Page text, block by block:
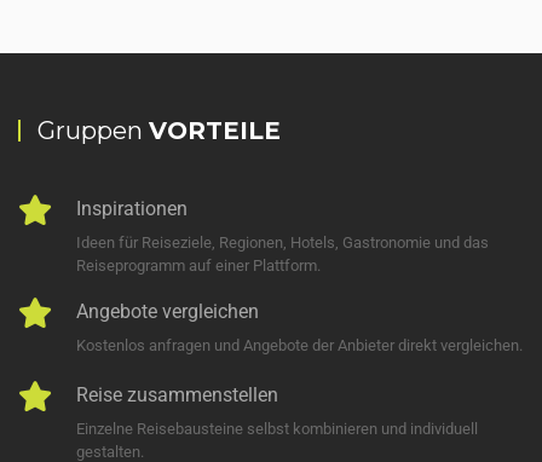
Gruppen VORTEILE
Inspirationen
Ideen für Reiseziele, Regionen, Hotels, Gastronomie und das
Reiseprogramm auf einer Plattform.
Angebote vergleichen
Kostenlos anfragen und Angebote der Anbieter direkt vergleichen.
Reise zusammenstellen
Einzelne Reisebausteine selbst kombinieren und individuell
gestalten.